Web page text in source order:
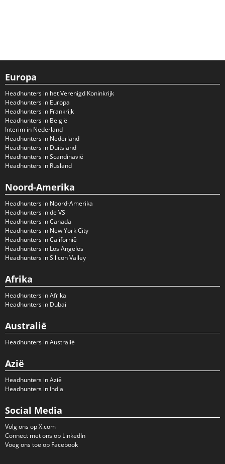
Europa
Headhunters in het Verenigd Koninkrijk
Headhunters in Europa
Headhunters in Frankrijk
Headhunters in België
Interim in Nederland
Headhunters in Nederland
Headhunters in Duitsland
Headhunters in Scandinavië
Headhunters in Rusland
Noord-Amerika
Headhunters in Noord-Amerika
Headhunters in de VS
Headhunters in Canada
Headhunters in New York City
Headhunters in Californië
Headhunters in Los Angeles
Headhunters in Silicon Valley
Afrika
Headhunters in Afrika
Headhunters in Dubai
Australië
Headhunters in Australië
Azië
Headhunters in Azië
Headhunters in India
Social Media
Volg ons op X.com
Connect met ons op LinkedIn
Voeg ons toe op Facebook